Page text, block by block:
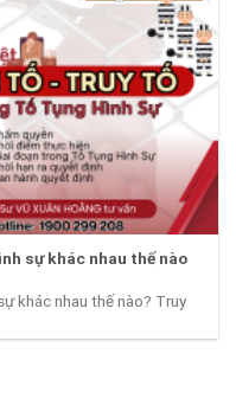
sự khác nhau thế nào
khác nhau thế nào? Truy